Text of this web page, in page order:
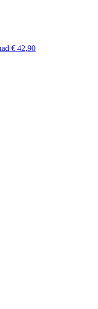
€ 42,90